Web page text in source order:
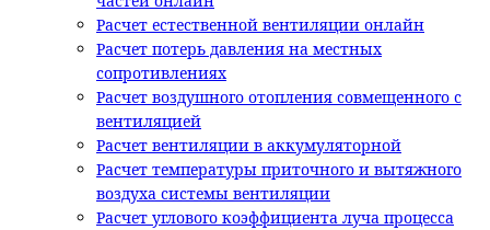
Расчет естественной вентиляции онлайн
Расчет потерь давления на местных
сопротивлениях
Расчет воздушного отопления совмещенного с
вентиляцией
Расчет вентиляции в аккумуляторной
Расчет температуры приточного и вытяжного
воздуха системы вентиляции
Расчет углового коэффициента луча процесса